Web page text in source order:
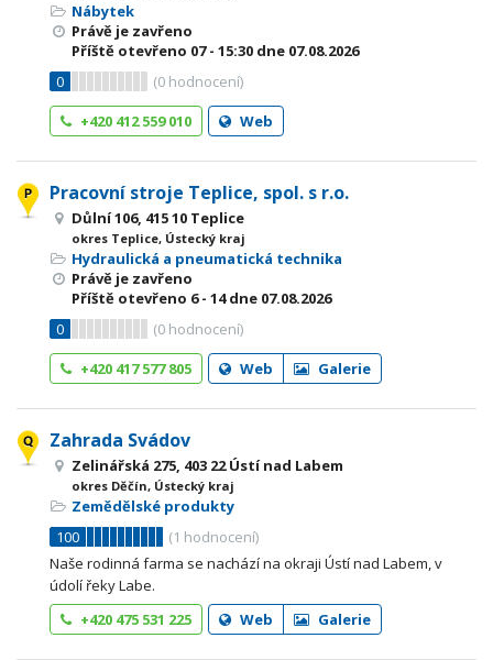
Nábytek
Právě je zavřeno
Příště otevřeno 07 - 15:30 dne 07.08.2026
0
(0 hodnocení)
+420 412 559 010
Web
Pracovní stroje Teplice, spol. s r.o.
Důlní 106, 415 10 Teplice
okres Teplice, Ústecký kraj
Hydraulická a pneumatická technika
Právě je zavřeno
Příště otevřeno 6 - 14dne 07.08.2026
0
(0 hodnocení)
+420 417 577 805
Web Galerie
Zahrada Svádov
Zelinářská 275, 403 22 Ústí nad Labem
okres Děčín, Ústecký kraj
Zemědělské produkty
100
(1 hodnocení)
Naše rodinná farma se nachází na okraji Ústí nad Labem, v
údolí řeky Labe.
+420 475 531 225
Web Galerie